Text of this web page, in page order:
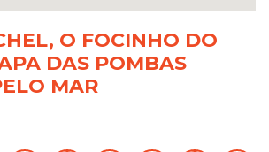
O FOCINHO DO
DAS POMBAS
MAR